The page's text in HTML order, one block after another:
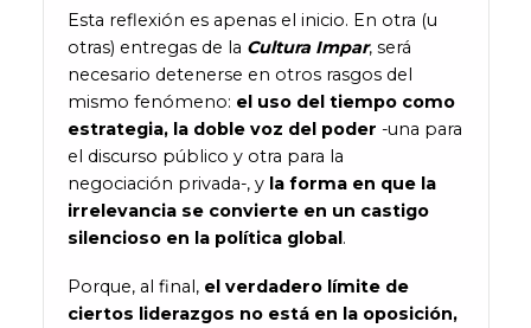
Esta reflexión es apenas el inicio. En otra (u
otras) entregas de la Cultura Impar, será
necesario detenerse en otros rasgos del
mismo fenómeno: el uso del tiempo como
estrategia, la doble voz del poder -una para
el discurso público y otra para la
negociación privada-, y la forma en que la
irrelevancia se convierte en un castigo
silencioso en la política global.
Porque, al final, el verdadero límite de
ciertos liderazgos no está en la oposición,